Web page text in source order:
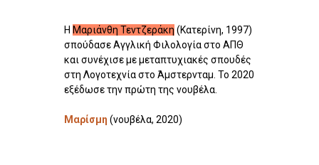
Η Μαριάνθη Τεντζεράκη (Κατερίνη, 1997)
σπούδασε Αγγλική Φιλολογία στο ΑΠΘ
και συνέχισε με μεταπτυχιακές σπουδές
στη Λογοτεχνία στο Άμστερνταμ. Το 2020
εξέδωσε την πρώτη της νουβέλα.
Μαρίσμη (νουβέλα, 2020)